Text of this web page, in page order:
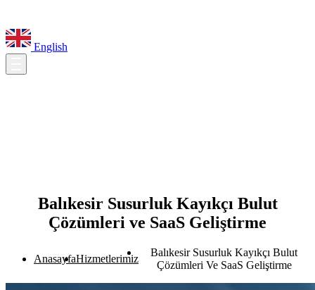
English
Balıkesir Susurluk Kayıkçı Bulut
Çözümleri ve SaaS Geliştirme
AnasayfaHizmetlerimiz
Balıkesir Susurluk Kayıkçı Bulut
Çözümleri Ve SaaS Geliştirme